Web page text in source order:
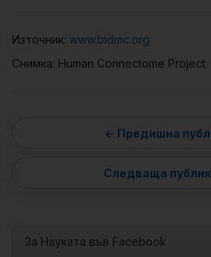
Източник: www.bidmc.org
Снимка: Human Connectome Project
За Науката във Facebook